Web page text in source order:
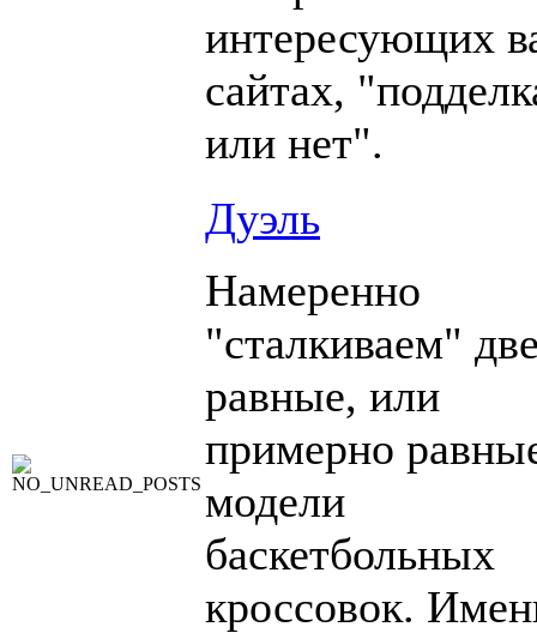
интересующих
сайтах,
или нет".
Дуэль
Намеренно
"сталкиваем"
равные, или
примерно
модели
баскетбольных
кроссовок.